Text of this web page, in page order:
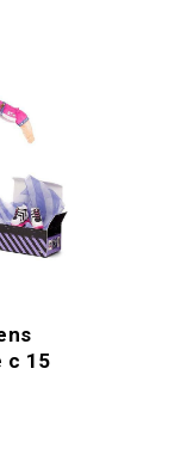
с 15